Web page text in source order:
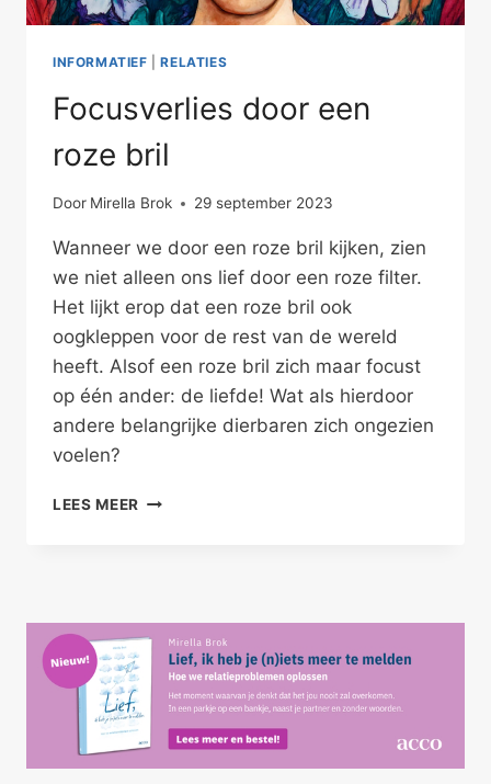
INFORMATIEF |RELATIES
Focusverlies door een
roze bril
Door Mirella Brok 29 september 2023
Wanneer we door een roze bril kijken, zien
we niet alleen ons lief door een roze filter.
Het lijkt erop dat een roze bril ook
oogkleppen voor de rest van de wereld
heeft. Alsof een roze bril zich maar focust
op één ander: de liefde! Wat als hierdoor
andere belangrijke dierbaren zich ongezien
voelen?
LEES MEER FOCUSVERLIES